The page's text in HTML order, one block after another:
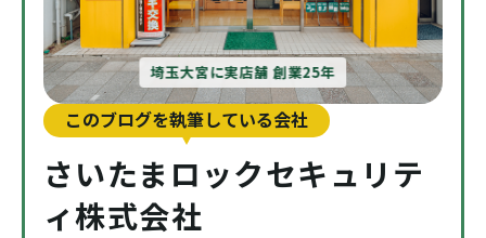
埼玉大宮に実店舗 創業25年
このブログを執筆している会社
さいたまロックセキュリテ
ィ株式会社